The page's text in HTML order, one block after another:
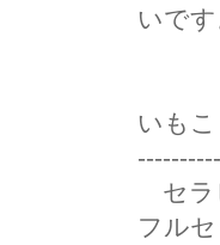
いで
いも
セラ
フル